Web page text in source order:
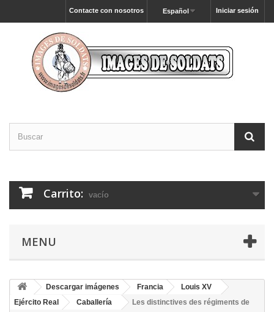
Iniciar sesión
Español
Contacte con nosotros
Carrito: vacío
MENU
Descargar imágenes Francia
Louis XV
Ejército Real
Caballería
Les distinctives des régiments de